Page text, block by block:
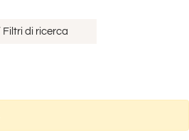
Filtri di ricerca